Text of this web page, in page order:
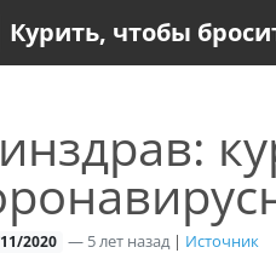
Курить, чтобы
2020 —5 лет назад | Источник